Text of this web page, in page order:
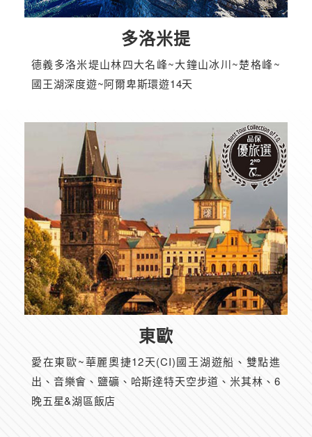
多洛米提
德義多洛米堤山林四大名峰~大鐘山冰川~楚格峰~
國王湖深度遊~阿爾卑斯環遊14天
東歐
愛在東歐~華麗奧捷12天(CI)國王湖遊船、雙點進
出、音樂會、鹽礦、哈斯達特天空步道、米其林、6
晚五星&湖區飯店